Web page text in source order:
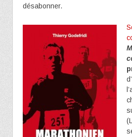
désabonner.